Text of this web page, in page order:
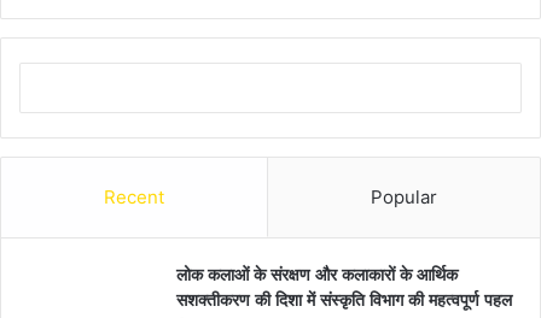
Recent Popular
लोक कलाओं के संरक्षण और कलाकारों के आर्थिक
सशक्तीकरण की दिशा में संस्कृति विभाग की महत्वपूर्ण पहल